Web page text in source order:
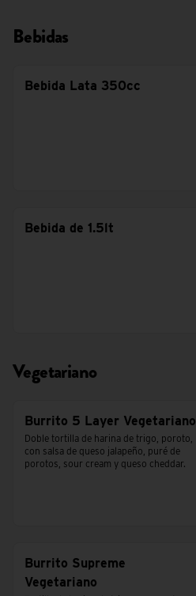
Bebidas
Bebida Lata 350cc
Bebida de 1.5lt
Vegetariano
Burrito 5 Layer Vegetariano
Doble tortilla de harina de trigo, poroto,
con salsa de queso jalapeño, puré de
porotos, sour cream y queso cheddar.
Burrito Supreme
Vegetariano